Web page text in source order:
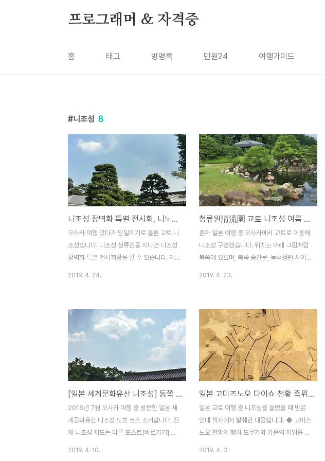
프로그래머 & 자격증
홈 태그 방명록 민원24 여행가이드
니조성 8
니조성 장벽화 특별 전시회, 니노마루 어전 입구와 조종
오사카 여행 갔다가 당일치기로 들른 교토 니
조성입니다. 니조성 청류원을 지나면 니조성
장벽화 특별 전시회장을 갈 수 있습니다. 제
어 있습니다. 일본에서도 국보급 보물로 분류
되는 유물들이라 보존에 각별히 신경쓰는 것
들이죠. 이런 유물들을 한 자리에 모아 전시
하는 곳입니다. 심지어 문짝을 뜯어 통째로
보관하고 있습니다. 그걸 이 전시회에서 볼
수 있는 것이죠. 입구 근처에 있는 곳이라 니
조성 들어가자마자 고개를 오른쪽으로 돌리
면 바로 보입니다. 니조성 입구 오른쪽에 되
게 큰 휴게소가 있는데 거기 바로 옆이라 눈
에도 잘 띱니다. 워낙에 공개..
2019. 4. 24.
청류원淸流園 교토 니조성 여름 사진 (거상 스미노쿠라 료이)
혼자 일본 여행 중 오사카에서 교토로 이동해
니조성 구경했습니다. 위치는 아래 그림처럼
북쪽에 있으며, 북쪽 중간문, 녹색정원 사이
쪽 청류원으로 향했습니다. 밟으면 건강에 좋
아진다는 돌멩이들을 지나면 교토 니조성 청
류원 건물이 담벼락 건너로 보입니다. 아래
사진 오른쪽 위에 보이는 건물이 청류원입니
다. 저는 2018년 7월 중순, 서있기만 해도
땀이 줄줄 흐르닌 한여름에 방문했습니다. 아
래 사진처럼 여름에는 팥빙수를 팝니다. 그리
고 바로 보이는 청류원 들어가는 문. 건물 2
채로 나뉘어져 있습니다. 한쪽에선 앉아서 휴
식을 취하는 ..
2019. 4. 23.
[일본 세계문화유산 니조성] 동쪽 성문, 당문, 모모야마문
2018년 7월 오사카 여행 중 방문한 일본 세
계문화유산 니조성 도보 코스 소개합니다. 전
체 니조성 지도는 다른 포스트[바로가기] 참
2019. 4. 10.
일본 고미즈노오 다이쇼 천황 즉위식 열린 교토 니조성
일본 교토 여행 중 니조성을 들렀을 때 받은
안내 책자에서 발췌한 내용입니다. ◆ 고미즈
노오 천황의 행차 도쿠가와 가문의 지위를 다
2019. 4. 3.